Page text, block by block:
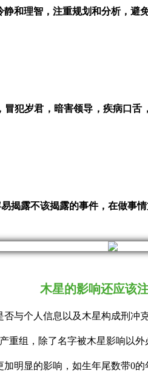
和理智，注重规划和分析，避
犯岁君，暗害领导，疾病口
揭露不该揭露的事件，在做事
木星的影响还应该
与个人信息以及木星构成刑冲
重组，除了名字被木星影响以
明显的影响，如生年尾数带0